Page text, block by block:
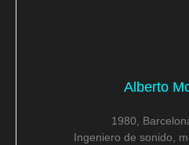
Alberto
1980,
Ingeniero de sonido,